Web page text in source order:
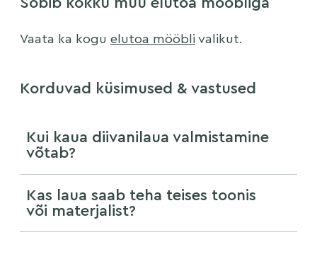
Vaata ka kogu elutoa mööblivalikut.
Korduvad küsimused & vastused
Kui kaua diivanilaua valmistamine
võtab?
Kas laua saab teha teises toonis
või materjalist?